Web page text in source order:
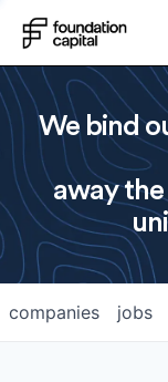
We bind
away
jobs
companies